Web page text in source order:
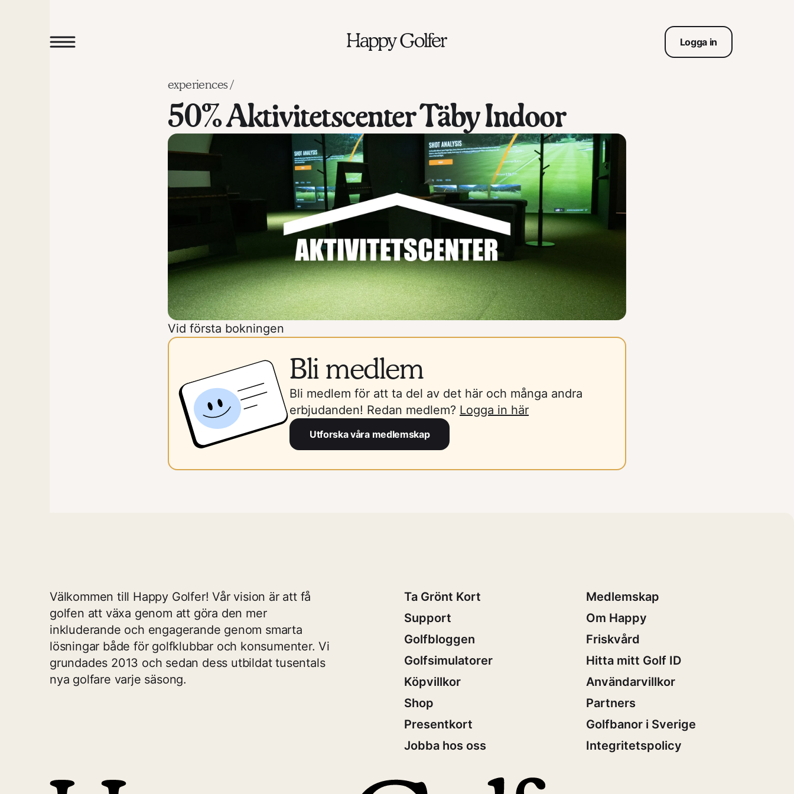
Logga in
experiences /
50% Aktivitetscenter Täby Indoor
Vid första bokningen
Bli medlem
Bli medlem för att ta del av det här och många andra
erbjudanden! Redan medlem? Logga in här
Utforska våra medlemskap
Välkommen till Happy Golfer! Vår vision är att få
golfen att växa genom att göra den mer
inkluderande och engagerande genom smarta
lösningar både för golfklubbar och konsumenter. Vi
grundades 2013 och sedan dess utbildat tusentals
nya golfare varje säsong.
Ta Grönt Kort
Medlemskap
Support
Om Happy
Golfbloggen
Friskvård
Golfsimulatorer
Hitta mitt Golf ID
Köpvillkor
Användarvillkor
Shop
Partners
Presentkort
Golfbanor i Sverige
Jobba hos oss
Integritetspolicy